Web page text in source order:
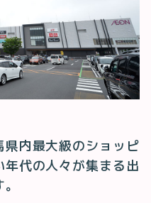
内最大級のショッピ
代の人々が集まる出